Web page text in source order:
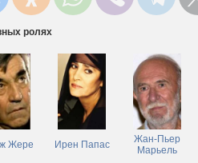
ролях
Жере Ирен Папас
Жан-Пьер
Марьель